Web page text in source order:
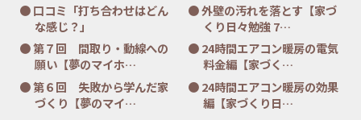
口コミ「打ち合わせはどん
な感じ？」
第７回 間取り・動線への
願い【夢のマイホ…
第６回 失敗から学んだ家
づくり【夢のマイ…
外壁の汚れを落とす【家づ
くり日々勉強 7…
24時間エアコン暖房の電気
料金編【家づく…
24時間エアコン暖房の効果
編【家づくり日…